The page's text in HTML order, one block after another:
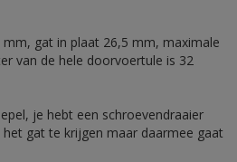
gat in plaat 26,5 mm, maximale
van de hele doorvoertule is 32
je hebt een schroevendraaier
gat te krijgen maar daarmee gaat